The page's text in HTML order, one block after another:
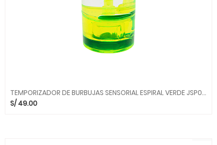
TEMPORIZADOR DE BURBUJAS SENSORIAL ESPIRAL VERDE JSP017 ALEGRIA
S/ 49.00